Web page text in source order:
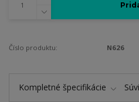
Číslo produktu: N626
Kompletné špecifikácie